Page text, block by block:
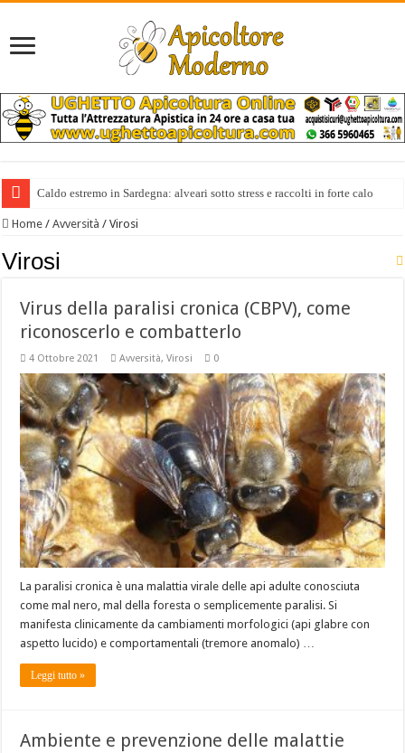
Caldo estremo in Sardegna: alveari sotto stress e raccolti in forte calo
Il miele italiano costa anche 10 volte di più di quello extra europeo
Home / Avversità / Virosi
Virosi
Virus della paralisi cronica (CBPV), come
riconoscerlo e combatterlo
4 Ottobre 2021 Avversità,Virosi 0
La paralisi cronica è una malattia virale delle api adulte conosciuta
come mal nero, mal della foresta o semplicemente paralisi. Si
manifesta clinicamente da cambiamenti morfologici (api glabre con
aspetto lucido) e comportamentali (tremore anomalo) …
Leggi tutto »
Ambiente e prevenzione delle malattie